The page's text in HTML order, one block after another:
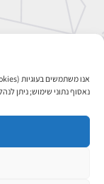
נאסוף נתוני שימוש; ניתן
אבן